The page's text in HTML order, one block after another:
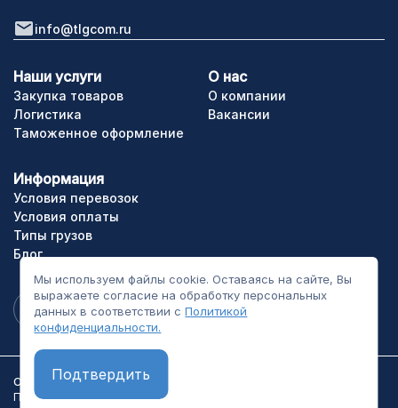
Мы используем файлы cookie. Оставаясь на сайте, Вы
выражаете согласие на обработку персональных
данных в соответствии сПолитикой
конфиденциальности.
Подтвердить
info@tlgcom.ru
Закупка товаров
Наши услуги
Логистика
Таможенное оформление
О нас
О компании
Вакансии
Информация
Условия перевозок
Условия оплаты
Типы грузов
Блог
ООО «ТЛГрупп». Все права сайта защищены.
Политика конфиденциальности